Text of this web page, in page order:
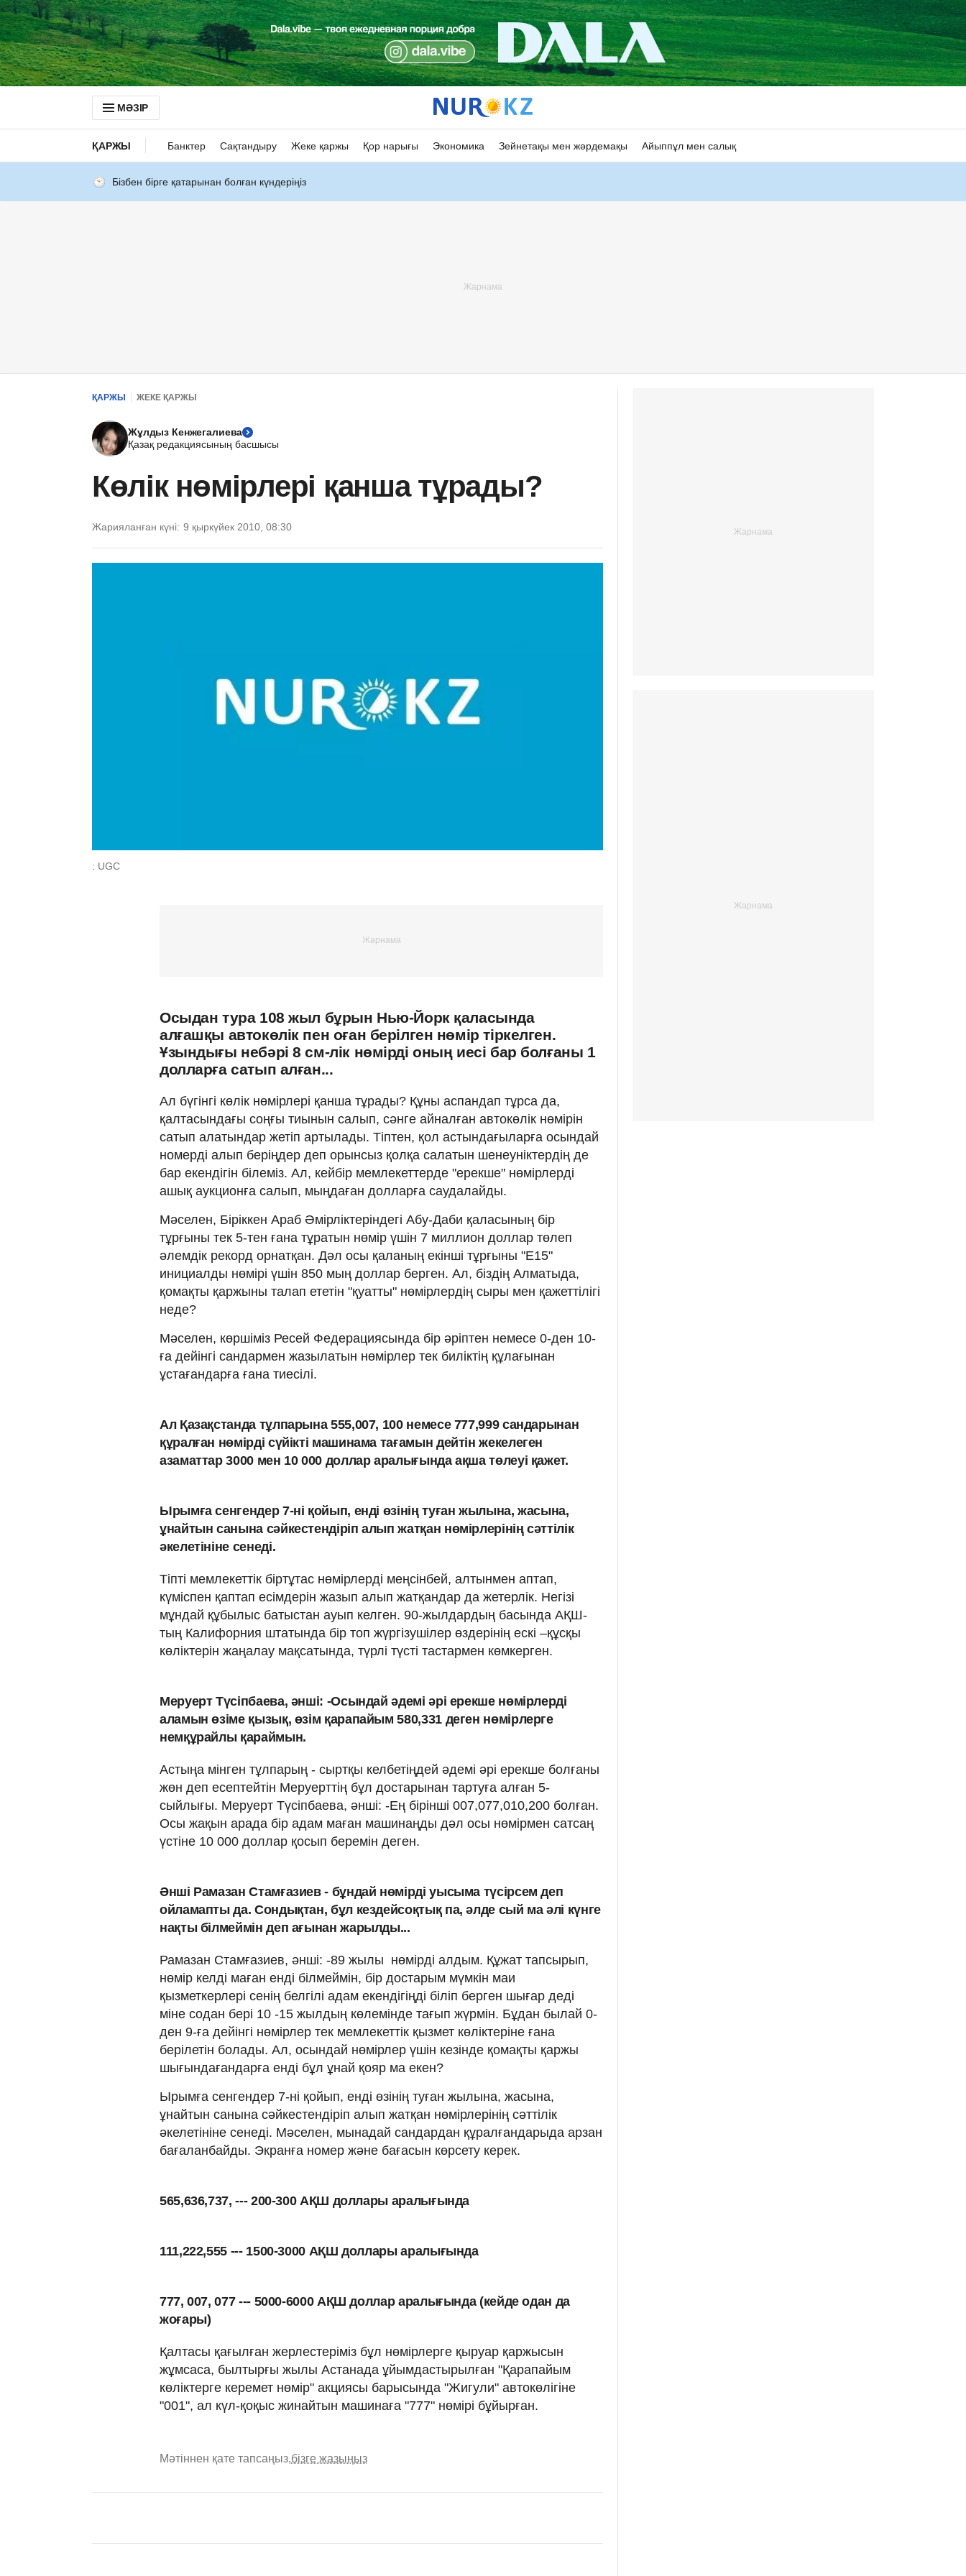
МӘЗІР
ҚАРЖЫ Банктер Сақтандыру Жеке қаржы Қор нарығы Экономика Зейнетақы мен жәрдемақы Айыппұл мен салық
Бізбен бірге қатарынан болған күндеріңіз
ҚАРЖЫ ЖЕКЕ ҚАРЖЫ
Жұлдыз Кенжегалиева
Қазақ редакциясының басшысы
Көлік нөмірлері қанша тұрады?
Жарияланған күні: 9 қыркүйек 2010, 08:30
: UGC
Осыдан тура 108 жыл бұрын Нью-Йорк қаласында
алғашқы автокөлік пен оған берілген нөмір тіркелген.
Ұзындығы небәрі 8 см-лік нөмірді оның иесі бар болғаны 1
долларға сатып алған...
Ал бүгінгі көлік нөмірлері қанша тұрады? Құны аспандап тұрса да,
қалтасындағы соңғы тиынын салып, сәнге айналған автокөлік нөмірін
сатып алатындар жетіп артылады. Тіптен, қол астындағыларға осындай
номерді алып беріңдер деп орынсыз қолқа салатын шенеуніктердің де
бар екендігін білеміз. Ал, кейбір мемлекеттерде "ерекше" нөмірлерді
ашық аукционға салып, мыңдаған долларға саудалайды.
Мәселен, Біріккен Араб Әмірліктеріндегі Абу-Даби қаласының бір
тұрғыны тек 5-тен ғана тұратын нөмір үшін 7 миллион доллар төлеп
әлемдік рекорд орнатқан. Дәл осы қаланың екінші тұрғыны "Е15"
инициалды нөмірі үшін 850 мың доллар берген. Ал, біздің Алматыда,
қомақты қаржыны талап ететін "қуатты" нөмірлердің сыры мен қажеттілігі
неде?
Мәселен, көршіміз Ресей Федерациясында бір әріптен немесе 0-ден 10-
ға дейінгі сандармен жазылатын нөмірлер тек биліктің құлағынан
ұстағандарға ғана тиесілі.
Ал Қазақстанда тұлпарына 555,007, 100 немесе 777,999 сандарынан
құралған нөмірді сүйікті машинама тағамын дейтін жекелеген
азаматтар 3000 мен 10 000 доллар аралығында ақша төлеуі қажет.
Ырымға сенгендер 7-ні қойып, енді өзінің туған жылына, жасына,
ұнайтын санына сәйкестендіріп алып жатқан нөмірлерінің сәттілік
әкелетініне сенеді.
Тіпті мемлекеттік біртұтас нөмірлерді меңсінбей, алтынмен аптап,
күміспен қаптап есімдерін жазып алып жатқандар да жетерлік. Негізі
мұндай құбылыс батыстан ауып келген. 90-жылдардың басында АҚШ-
тың Калифорния штатында бір топ жүргізушілер өздерінің ескі –құсқы
көліктерін жаңалау мақсатында, түрлі түсті тастармен көмкерген.
Меруерт Түсіпбаева, әнші: -Осындай әдемі әрі ерекше нөмірлерді
аламын өзіме қызық, өзім қарапайым 580,331 деген нөмірлерге
немқұрайлы қараймын.
Астыңа мінген тұлпарың - сыртқы келбетіңдей әдемі әрі ерекше болғаны
жөн деп есептейтін Меруерттің бұл достарынан тартуға алған 5-
сыйлығы. Меруерт Түсіпбаева, әнші: -Ең бірінші 007,077,010,200 болған.
Осы жақын арада бір адам маған машинаңды дәл осы нөмірмен сатсаң
үстіне 10 000 доллар қосып беремін деген.
Әнші Рамазан Стамғазиев - бұндай нөмірді уысыма түсірсем деп
ойламапты да. Сондықтан, бұл кездейсоқтық па, әлде сый ма әлі күнге
нақты білмеймін деп ағынан жарылды...
Рамазан Стамғазиев, әнші: -89 жылы нөмірді алдым. Құжат тапсырып,
нөмір келді маған енді білмеймін, бір достарым мүмкін маи
қызметкерлері сенің белгілі адам екендігіңді біліп берген шығар деді
міне содан бері 10 -15 жылдың көлемінде тағып жүрмін. Бұдан былай 0-
ден 9-ға дейінгі нөмірлер тек мемлекеттік қызмет көліктеріне ғана
берілетін болады. Ал, осындай нөмірлер үшін кезінде қомақты қаржы
шығындағандарға енді бұл ұнай қояр ма екен?
Ырымға сенгендер 7-ні қойып, енді өзінің туған жылына, жасына,
ұнайтын санына сәйкестендіріп алып жатқан нөмірлерінің сәттілік
әкелетініне сенеді. Мәселен, мынадай сандардан құралғандарыда арзан
бағаланбайды. Экранға номер және бағасын көрсету керек.
565,636,737, --- 200-300 АҚШ доллары аралығында
111,222,555 --- 1500-3000 АҚШ доллары аралығында
777, 007, 077 --- 5000-6000 АҚШ доллар аралығында (кейде одан да
жоғары)
Қалтасы қағылған жерлестеріміз бұл нөмірлерге қыруар қаржысын
жұмсаса, былтырғы жылы Астанада ұйымдастырылған "Қарапайым
көліктерге керемет нөмір" акциясы барысында "Жигули" автокөлігіне
"001", ал күл-қоқыс жинайтын машинаға "777" нөмірі бұйырған.
Мәтіннен қате тапсаңыз,бізге жазыңыз